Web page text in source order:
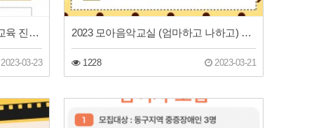
2023년 장애자녀평생설계 부모교육 진행 안내
03-23
2023 모아음악교실 (엄마하고 나하고) 이용자 모집
1228 2023-03-21